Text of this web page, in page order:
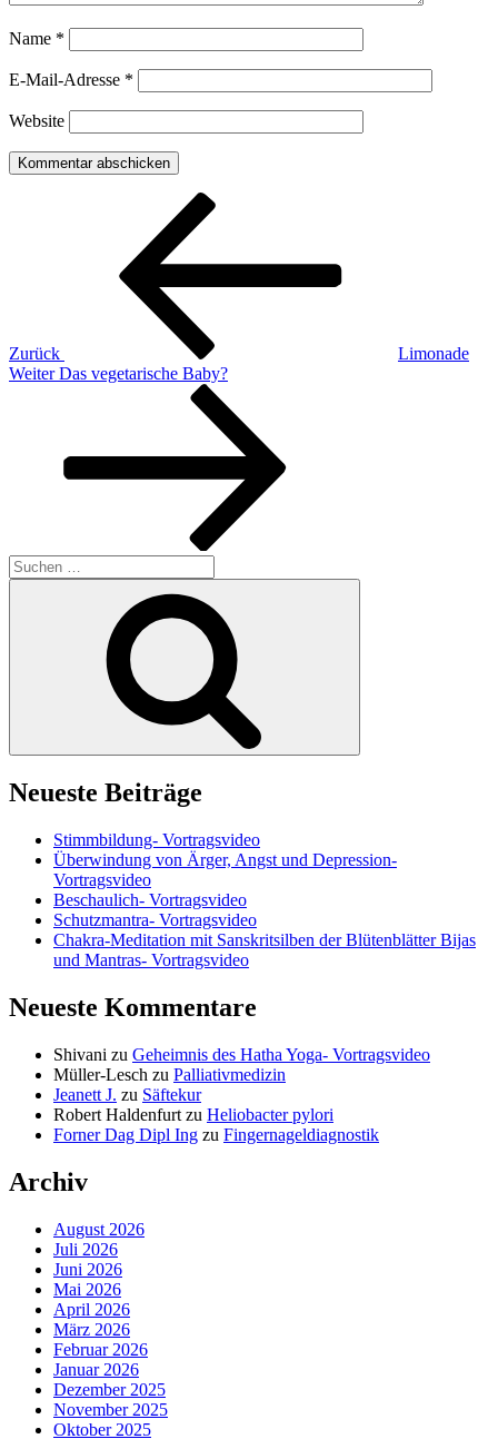
Name *
E-Mail-Adresse *
Website
Beitragsnavigation
Zurück
Limonade
Nächster
Weiter Das vegetarische Baby?
Suchen
nach:
Neueste Beiträge
Stimmbildung- Vortragsvideo
Überwindung von Ärger, Angst und Depression-
Vortragsvideo
Beschaulich- Vortragsvideo
Schutzmantra- Vortragsvideo
Chakra-Meditation mit Sanskritsilben der Blütenblätter Bijas
und Mantras- Vortragsvideo
Neueste Kommentare
Shivani zu Geheimnis des Hatha Yoga- Vortragsvideo
Müller-Lesch zu Palliativmedizin
Jeanett J. zu Säftekur
Robert Haldenfurt zu Heliobacter pylori
Forner Dag Dipl Ing zu Fingernageldiagnostik
Archiv
August 2026
Juli 2026
Juni 2026
Mai 2026
April 2026
März 2026
Februar 2026
Januar 2026
Dezember 2025
November 2025
Oktober 2025